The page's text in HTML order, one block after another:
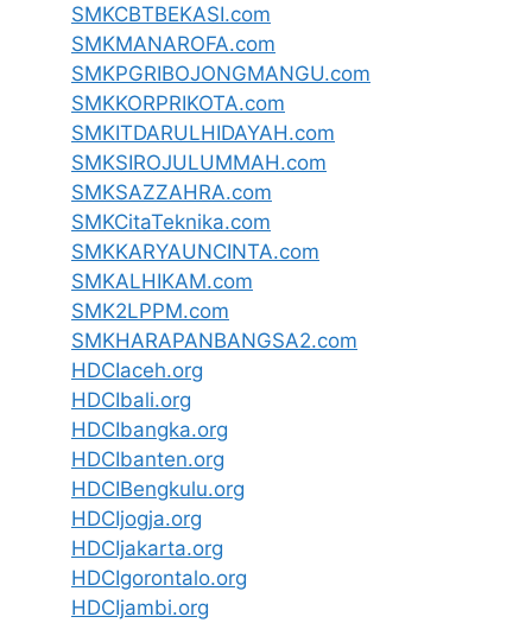
SMKCBTBEKASI.com
SMKMANAROFA.com
SMKPGRIBOJONGMANGU.com
SMKKORPRIKOTA.com
SMKITDARULHIDAYAH.com
SMKSIROJULUMMAH.com
SMKSAZZAHRA.com
SMKCitaTeknika.com
SMKKARYAUNCINTA.com
SMKALHIKAM.com
SMK2LPPM.com
SMKHARAPANBANGSA2.com
HDCIaceh.org
HDCIbali.org
HDCIbangka.org
HDCIbanten.org
HDCIBengkulu.org
HDCIjogja.org
HDCIjakarta.org
HDCIgorontalo.org
HDCIjambi.org